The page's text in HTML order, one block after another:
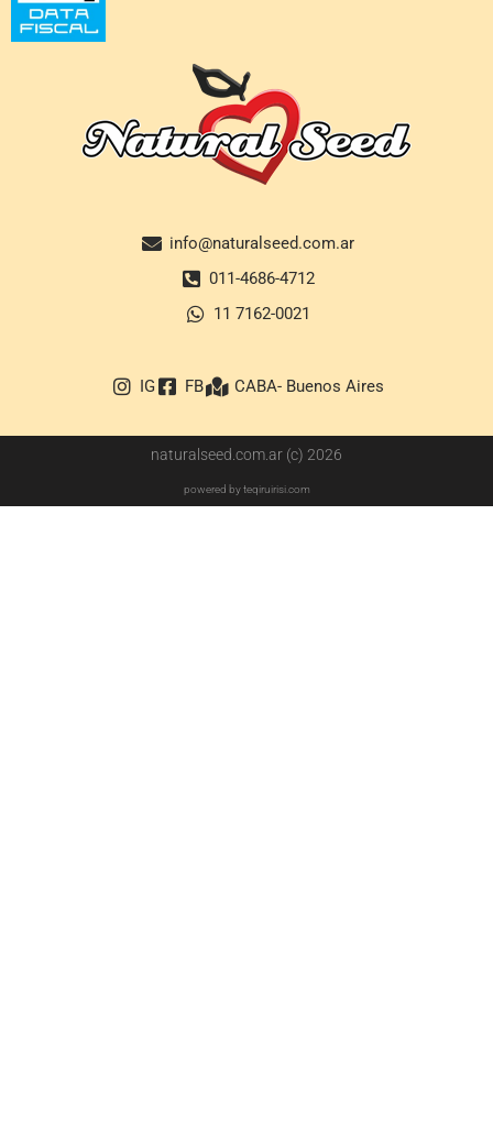
info@naturalseed.com.ar
011-4686-4712
11 7162-0021
IG FB CABA- Buenos Aires
naturalseed.com.ar (c) 2026
powered by teqiruirisi.com